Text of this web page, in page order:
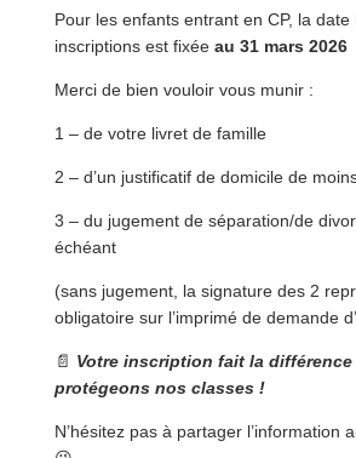
Pour les enfants entrant en CP, la
inscriptions est fixée au 31 mars 2026
Merci de bien vouloir vous munir :
1 – de votre livret de famille
2 – d’un justificatif de domicile de
3 – du jugement de séparation/de
échéant
(sans jugement, la signature des 2
obligatoire sur l’imprimé de demande
📄 Votre inscription fait la différence
protégeons nos classes !
N’hésitez pas à partager l’information